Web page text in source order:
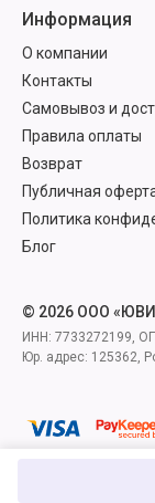
Информация
О компании
Контакты
Самовывоз и
Правила оплаты
Возврат
Публичная
Политика
Блог
© 2026 ООО
ИНН: 7733272199,
Юр. адрес: 125362,